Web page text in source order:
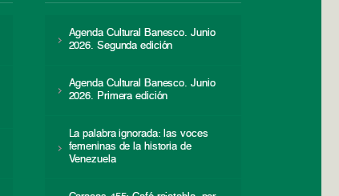
Agenda Cultural Banesco. Junio
2026. Segunda edición
Agenda Cultural Banesco. Junio
2026. Primera edición
La palabra ignorada: las voces
femeninas de la historia de
Venezuela